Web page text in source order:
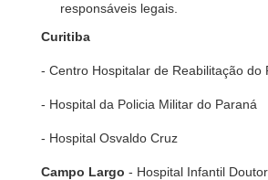
responsáveis legais.
Curitiba
- Centro Hospitalar de Reabilitação do
- Hospital da Policia Militar do Paraná
- Hospital Osvaldo Cruz
Campo Largo - Hospital Infantil